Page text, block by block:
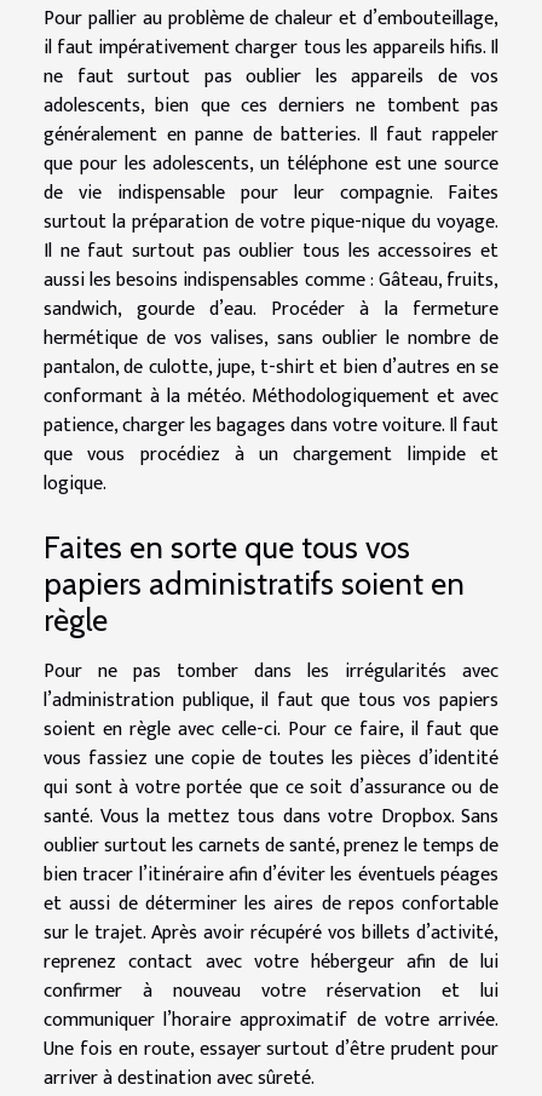
Pour pallier au problème de chaleur et d’embouteillage,
il faut impérativement charger tous les appareils hifis. Il
ne faut surtout pas oublier les appareils de vos
adolescents, bien que ces derniers ne tombent pas
généralement en panne de batteries. Il faut rappeler
que pour les adolescents, un téléphone est une source
de vie indispensable pour leur compagnie. Faites
surtout la préparation de votre pique-nique du voyage.
Il ne faut surtout pas oublier tous les accessoires et
aussi les besoins indispensables comme : Gâteau, fruits,
sandwich, gourde d’eau. Procéder à la fermeture
hermétique de vos valises, sans oublier le nombre de
pantalon, de culotte, jupe, t-shirt et bien d’autres en se
conformant à la météo. Méthodologiquement et avec
patience, charger les bagages dans votre voiture. Il faut
que vous procédiez à un chargement limpide et
logique.
Faites en sorte que tous vos
papiers administratifs soient en
règle
Pour ne pas tomber dans les irrégularités avec
l’administration publique, il faut que tous vos papiers
soient en règle avec celle-ci. Pour ce faire, il faut que
vous fassiez une copie de toutes les pièces d’identité
qui sont à votre portée que ce soit d’assurance ou de
santé. Vous la mettez tous dans votre Dropbox. Sans
oublier surtout les carnets de santé, prenez le temps de
bien tracer l’itinéraire afin d’éviter les éventuels péages
et aussi de déterminer les aires de repos confortable
sur le trajet. Après avoir récupéré vos billets d’activité,
reprenez contact avec votre hébergeur afin de lui
confirmer à nouveau votre réservation et lui
communiquer l’horaire approximatif de votre arrivée.
Une fois en route, essayer surtout d’être prudent pour
arriver à destination avec sûreté.